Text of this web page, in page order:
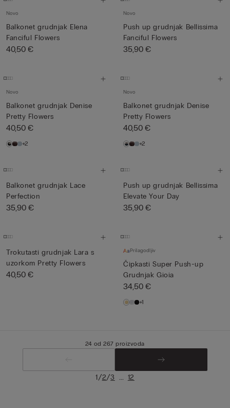
Novo
Balkonet grudnjak Elena
Fanciful Flowers
40,50 €
Novo
Push up grudnjak Bellissima
Fanciful Flowers
35,90 €
Novo
Balkonet grudnjak Denise
Pretty Flowers
40,50 €
+2
Novo
Balkonet grudnjak Denise
Pretty Flowers
40,50 €
+2
Balkonet grudnjak Lace
Perfection
35,90 €
Push up grudnjak Bellissima
Elevate Your Day
35,90 €
Trokutasti grudnjak Lara s
uzorkom Pretty Flowers
40,50 €
Prilagodljiv
Čipkasti Super Push-up
Grudnjak Gioia
34,50 €
+1
24 od 267 proizvoda
1/2/3 ... 12